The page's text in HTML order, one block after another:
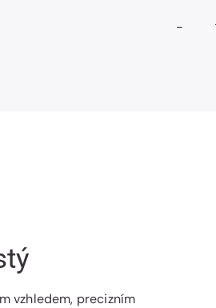
Snížit
-
vzhledem, precizním